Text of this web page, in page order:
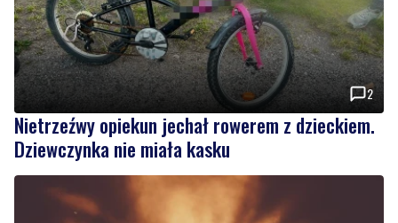
Nietrzeźwy opiekun jechał rowerem z dzieckiem.
Dziewczynka nie miała kasku